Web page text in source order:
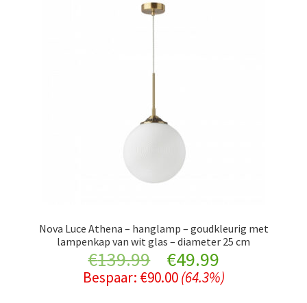
Nova Luce Athena – hanglamp – goudkleurig met
lampenkap van wit glas – diameter 25 cm
€139.99
Original
price
€49.99Current
price
Bespaar: €90.00 (64.3%)